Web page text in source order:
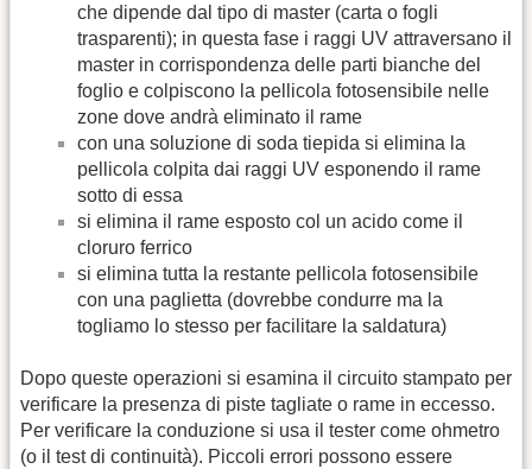
che dipende dal tipo di master (carta o fogli
trasparenti); in questa fase i raggi UV attraversano il
master in corrispondenza delle parti bianche del
foglio e colpiscono la pellicola fotosensibile nelle
zone dove andrà eliminato il rame
con una soluzione di soda tiepida si elimina la
pellicola colpita dai raggi UV esponendo il rame
sotto di essa
si elimina il rame esposto col un acido come il
cloruro ferrico
si elimina tutta la restante pellicola fotosensibile
con una paglietta (dovrebbe condurre ma la
togliamo lo stesso per facilitare la saldatura)
Dopo queste operazioni si esamina il circuito stampato per
verificare la presenza di piste tagliate o rame in eccesso.
Per verificare la conduzione si usa il tester come ohmetro
(o il test di continuità). Piccoli errori possono essere